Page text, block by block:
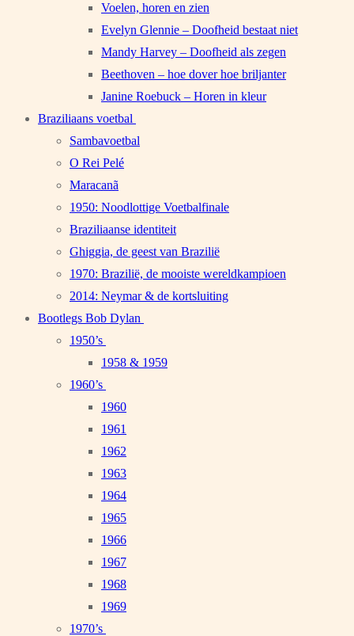
Voelen, horen en zien
Evelyn Glennie – Doofheid bestaat niet
Mandy Harvey – Doofheid als zegen
Beethoven – hoe dover hoe briljanter
Janine Roebuck – Horen in kleur
Braziliaans voetbal
Sambavoetbal
O Rei Pelé
Maracanã
1950: Noodlottige Voetbalfinale
Braziliaanse identiteit
Ghiggia, de geest van Brazilië
1970: Brazilië, de mooiste wereldkampioen
2014: Neymar & de kortsluiting
Bootlegs Bob Dylan
1950’s
1958 & 1959
1960’s
1960
1961
1962
1963
1964
1965
1966
1967
1968
1969
1970’s